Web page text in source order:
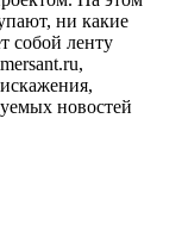
ни какие
собой ленту
новостей